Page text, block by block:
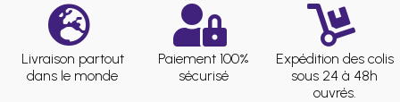
Livraison partout
dans le monde
Paiement 100%
sécurisé
Expédition des colis
sous 24 à 48h
ouvrés.